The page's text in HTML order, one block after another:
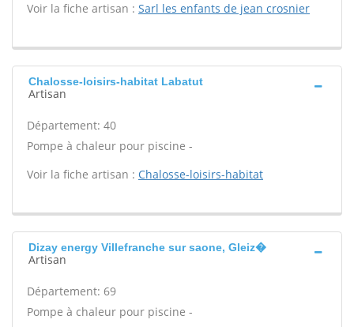
Voir la fiche artisan : Sarl les enfants de jean crosnier
Chalosse-loisirs-habitat Labatut
Artisan
Département: 40
Pompe à chaleur pour piscine -
Voir la fiche artisan : Chalosse-loisirs-habitat
Dizay energy Villefranche sur saone, Gleiz�
Artisan
Département: 69
Pompe à chaleur pour piscine -